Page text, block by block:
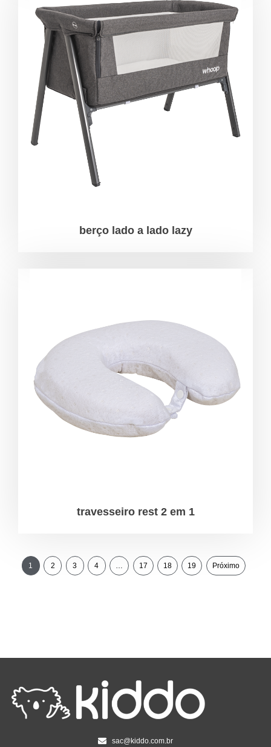
berço lado a lado lazy
travesseiro rest 2 em 1
1 2 3 4 … 17 18 19 Próximo
sac@kiddo.com.br